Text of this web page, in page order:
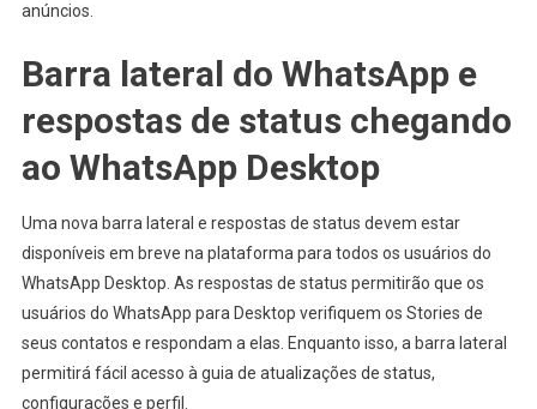
anúncios.
Barra lateral do WhatsApp e
respostas de status chegando
ao WhatsApp Desktop
Uma nova barra lateral e respostas de status devem estar
disponíveis em breve na plataforma para todos os usuários do
WhatsApp Desktop. As respostas de status permitirão que os
usuários do WhatsApp para Desktop verifiquem os Stories de
seus contatos e respondam a elas. Enquanto isso, a barra lateral
permitirá fácil acesso à guia de atualizações de status,
configurações e perfil.